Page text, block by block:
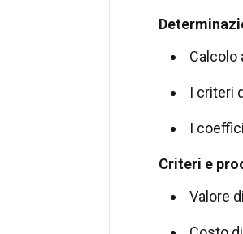
Calcolo
I criteri
I
Criteri e
Valore